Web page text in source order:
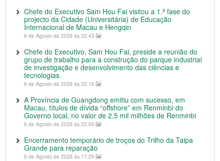
Chefe do Executivo Sam Hou Fai visitou a 1.ª fase do
projecto da Cidade (Universitária) de Educação
Internacional de Macau e Hengqin
6 de Agosto de 2026 às 22:43
Chefe do Executivo, Sam Hou Fai, preside a reunião do
grupo de trabalho para a construção do parque industrial
de investigação e desenvolvimento das ciências e
tecnologias.
6 de Agosto de 2026 às 22:16
A Província de Guangdong emitiu com sucesso, em
Macau, títulos de dívida “offshore” em Renminbi do
Governo local, no valor de 2,5 mil milhões de Renminbi
6 de Agosto de 2026 às 22:00
Encerramento temporário de troços do Trilho da Taipa
Grande para reparação
6 de Agosto de 2026 às 17:29